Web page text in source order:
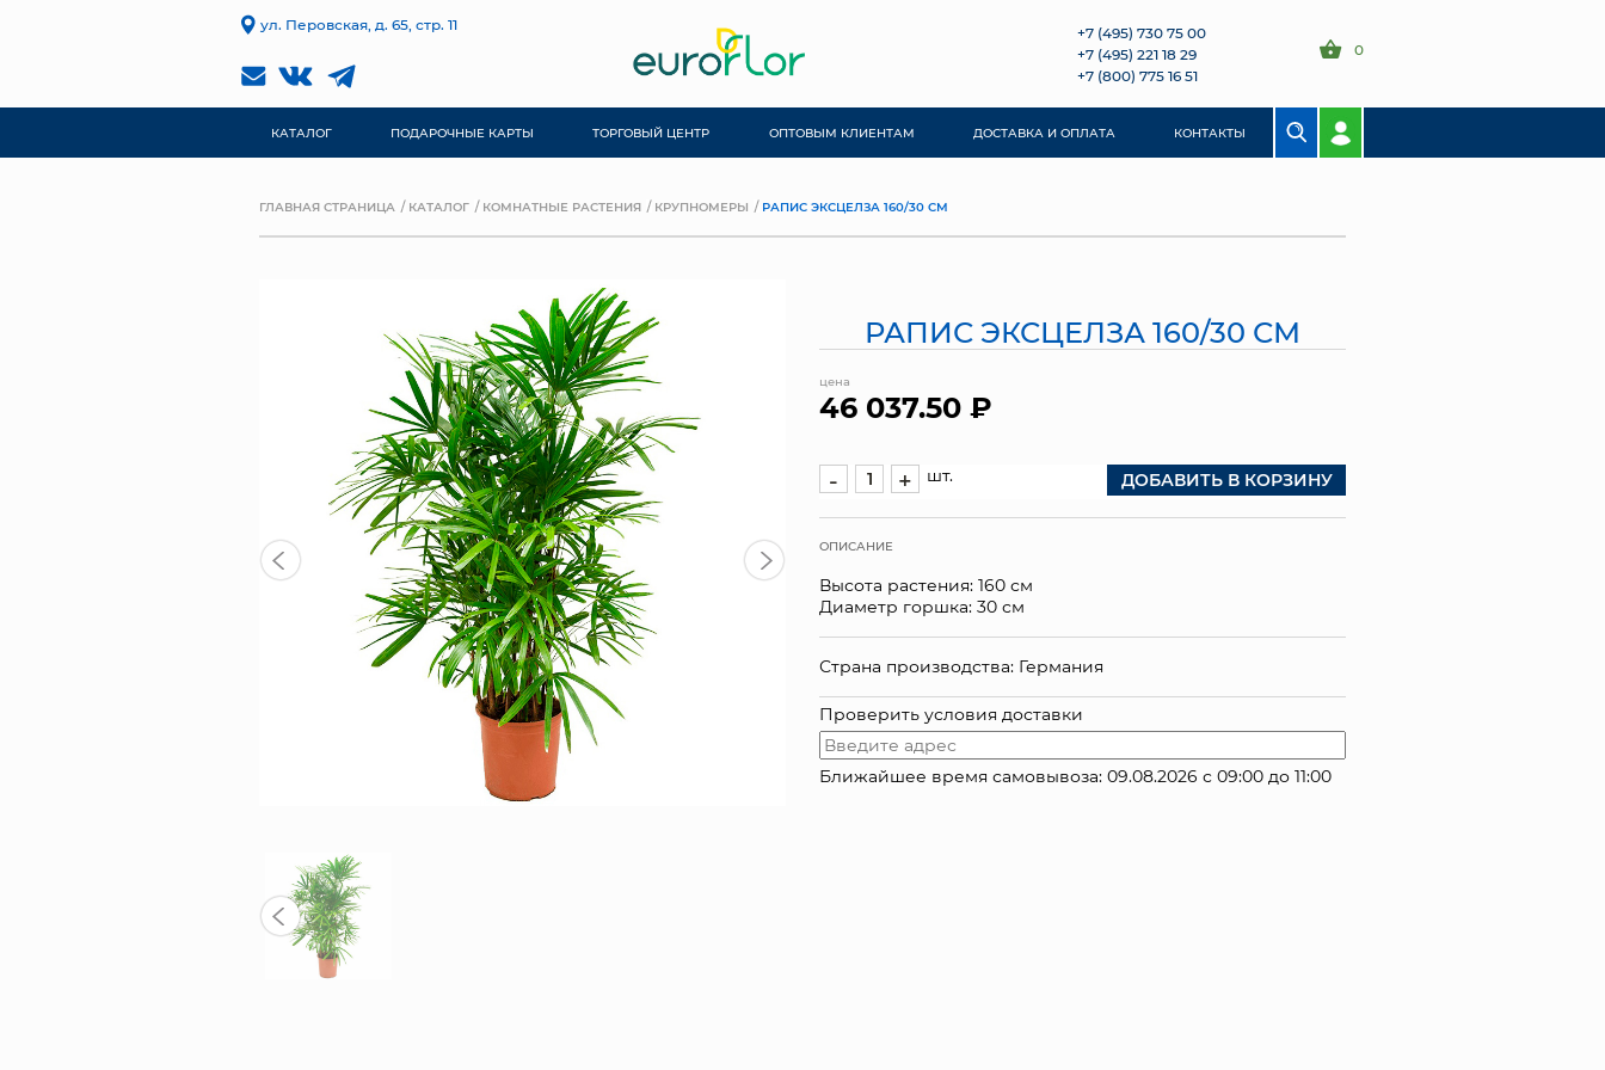
ул. Перовская, д. 65, стр. 11
+7 (495) 730 75 00
+7 (495) 221 18 29
+7 (800) 775 16 51
0
КАТАЛОГ ПОДАРОЧНЫЕ КАРТЫ ТОРГОВЫЙ ЦЕНТР ОПТОВЫМ КЛИЕНТАМ ДОСТАВКА И ОПЛАТА КОНТАКТЫ
ГЛАВНАЯ СТРАНИЦА КАТАЛОГ КОМНАТНЫЕ РАСТЕНИЯ КРУПНОМЕРЫ РАПИС ЭКСЦЕЛЗА 160/30 СМ
РАПИС ЭКСЦЕЛЗА 160/30 СМ
цена
46 037.50 ₽
- + шт. ДОБАВИТЬ В КОРЗИНУ
ОПИСАНИЕ
Высота растения: 160 см
Диаметр горшка: 30 см
Страна производства: Германия
Проверить условия доставки
Ближайшее время самовывоза: 09.08.2026 с 09:00 до 11:00